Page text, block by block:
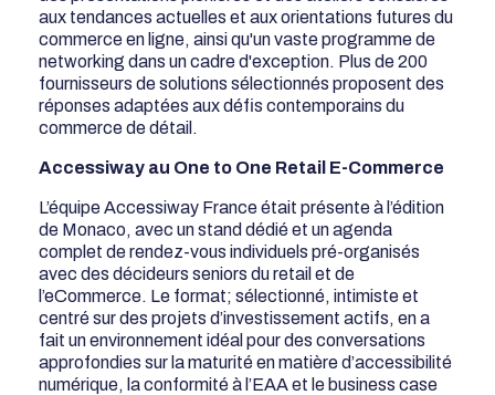
aux tendances actuelles et aux orientations futures du
commerce en ligne, ainsi qu'un vaste programme de
networking dans un cadre d'exception. Plus de 200
fournisseurs de solutions sélectionnés proposent des
réponses adaptées aux défis contemporains du
commerce de détail.
Accessiway au One to One Retail E-Commerce
L’équipe Accessiway France était présente à l’édition
de Monaco, avec un stand dédié et un agenda
complet de rendez-vous individuels pré-organisés
avec des décideurs seniors du retail et de
l’eCommerce. Le format; sélectionné, intimiste et
centré sur des projets d’investissement actifs, en a
fait un environnement idéal pour des conversations
approfondies sur la maturité en matière d’accessibilité
numérique, la conformité à l’EAA et le business case